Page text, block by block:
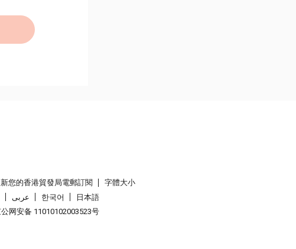
您的香港貿發局電郵訂閱
字體大小
عربى 한국어
日本語
网安备 11010102003523号